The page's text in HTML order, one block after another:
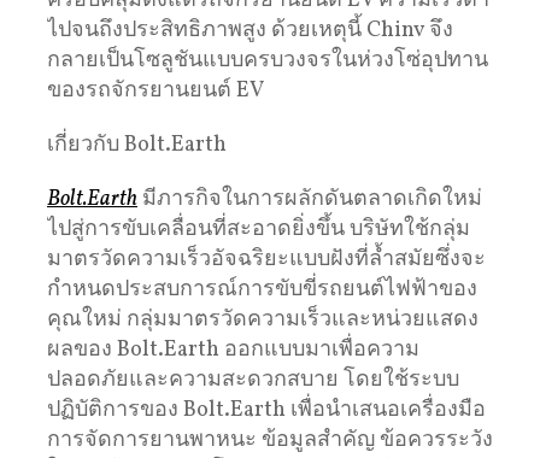
ไปจนถึงประสิทธิภาพสูง ด้วยเหตุนี้ Chinv จึง
กลายเป็นโซลูชันแบบครบวงจรในห่วงโซ่อุปทาน
ของรถจักรยานยนต์ EV
เกี่ยวกับ Bolt.Earth
Bolt.Earth มีภารกิจในการผลักดันตลาดเกิดใหม่
ไปสู่การขับเคลื่อนที่สะอาดยิ่งขึ้น บริษัทใช้กลุ่ม
มาตรวัดความเร็วอัจฉริยะแบบฝังที่ล้ำสมัยซึ่งจะ
กำหนดประสบการณ์การขับขี่รถยนต์ไฟฟ้าของ
คุณใหม่ กลุ่มมาตรวัดความเร็วและหน่วยแสดง
ผลของ Bolt.Earth ออกแบบมาเพื่อความ
ปลอดภัยและความสะดวกสบาย โดยใช้ระบบ
ปฏิบัติการของ Bolt.Earth เพื่อนำเสนอเครื่องมือ
การจัดการยานพาหนะ ข้อมูลสำคัญ ข้อควรระวัง